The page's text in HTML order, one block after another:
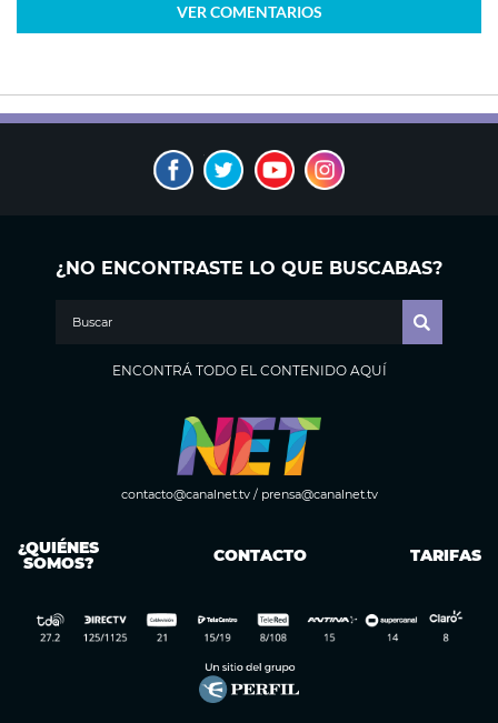
VER COMENTARIOS
¿NO ENCONTRASTE LO QUE BUSCABAS?
ENCONTRÁ TODO EL CONTENIDO AQUÍ
contacto@canalnet.tv/ prensa@canalnet.tv
¿QUIÉNES
SOMOS? CONTACTO TARIFAS